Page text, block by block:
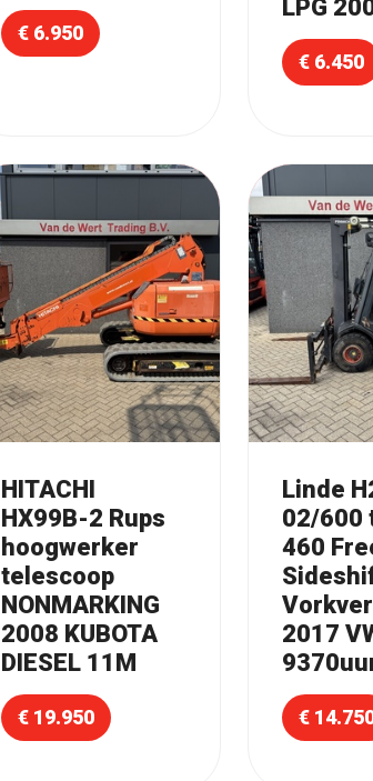
€ 6.950
LPG
€ 6.450
HITACHI
HX99B-2 Rups
hoogwerker
telescoop
NONMARKING
2008 KUBOTA
DIESEL 11M
€ 19.950
Linde
02/600
460
2017
€